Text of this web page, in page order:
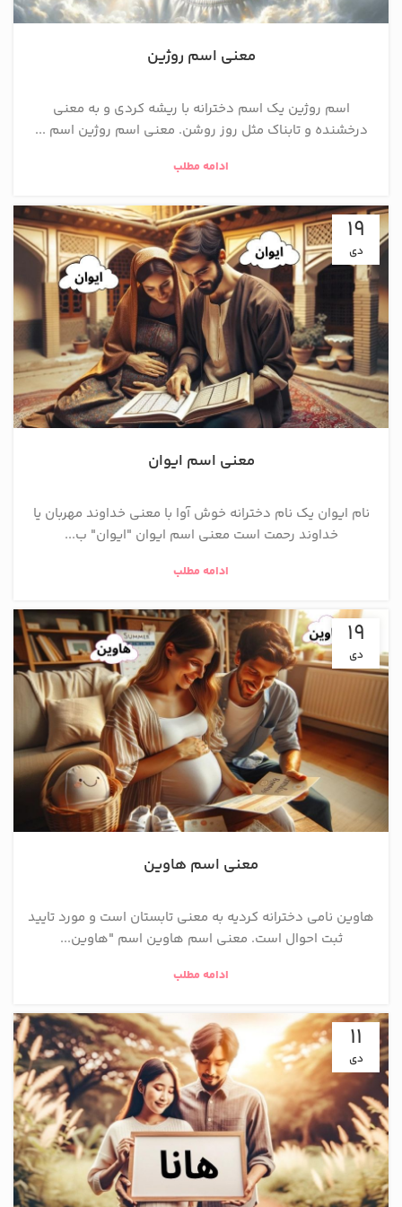
معنی اسم روژین
اسم روژین یک اسم دخترانه با ریشه کردی و به معنی
درخشنده و تابناک مثل روز روشن. معنی اسم روژین اسم ...
ادامه مطلب
19
دی
معنی اسم ایوان
نام ایوان یک نام دخترانه خوش آوا با معنی خداوند مهربان یا
خداوند رحمت است معنی اسم ایوان "ایوان" ب...
ادامه مطلب
19
دی
معنی اسم هاوین
هاوین نامی دخترانه کردیه به معنی تابستان است و مورد تایید
ثبت احوال است. معنی اسم هاوین اسم "هاوین...
ادامه مطلب
11
دی